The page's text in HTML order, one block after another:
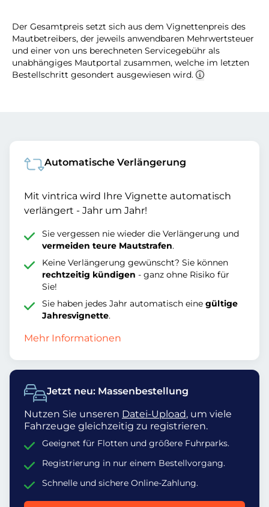
Der Gesamtpreis setzt sich aus dem Vignettenpreis des
Mautbetreibers, der jeweils anwendbaren Mehrwertsteuer
und einer von uns berechneten Servicegebühr als
unabhängiges Mautportal zusammen, welche im letzten
Bestellschritt gesondert ausgewiesen wird.
Jetzt neu: Massenbestellung
Nutzen Sie unseren Datei-Upload, um viele
Fahrzeuge gleichzeitig zu registrieren.
Geeignet für Flotten und größere Fuhrparks.
Registrierung in nur einem Bestellvorgang.
Schnelle und sichere Online-Zahlung.
Automatische Verlängerung
Mit vintrica wird Ihre Vignette automatisch
verlängert - Jahr um Jahr!
Sie vergessen nie wieder die Verlängerung und
vermeiden teure Mautstrafen.
Keine Verlängerung gewünscht? Sie können
rechtzeitig kündigen - ganz ohne Risiko für
Sie!
Sie haben jedes Jahr automatisch einegültige
Jahresvignette.
Mehr Informationen